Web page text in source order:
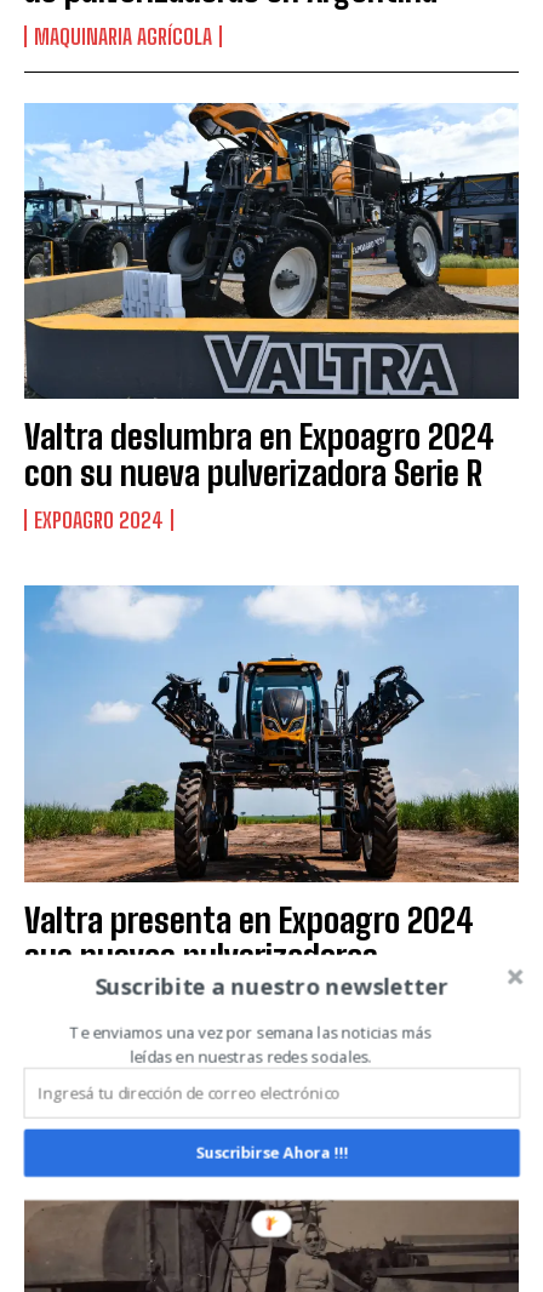
Suscribite al Newsletter
QUIERO SUSCRIBIRME
Leí y acepto laPolítica de Privacidad.
MAQUINARIA AGRÍCOLA
Valtra deslumbra en Expoagro 2024
con su nueva pulverizadora Serie R
EXPOAGRO 2024
Valtra presenta en Expoagro 2024
sus nuevas pulverizadoras
autopropulsadas Serie R
EXPOAGRO 2024
Suscribite a nuestro newsletter
Te enviamos una vez por semana las noticias más
leídas en nuestras redes sociales.
Suscribirse Ahora !!!